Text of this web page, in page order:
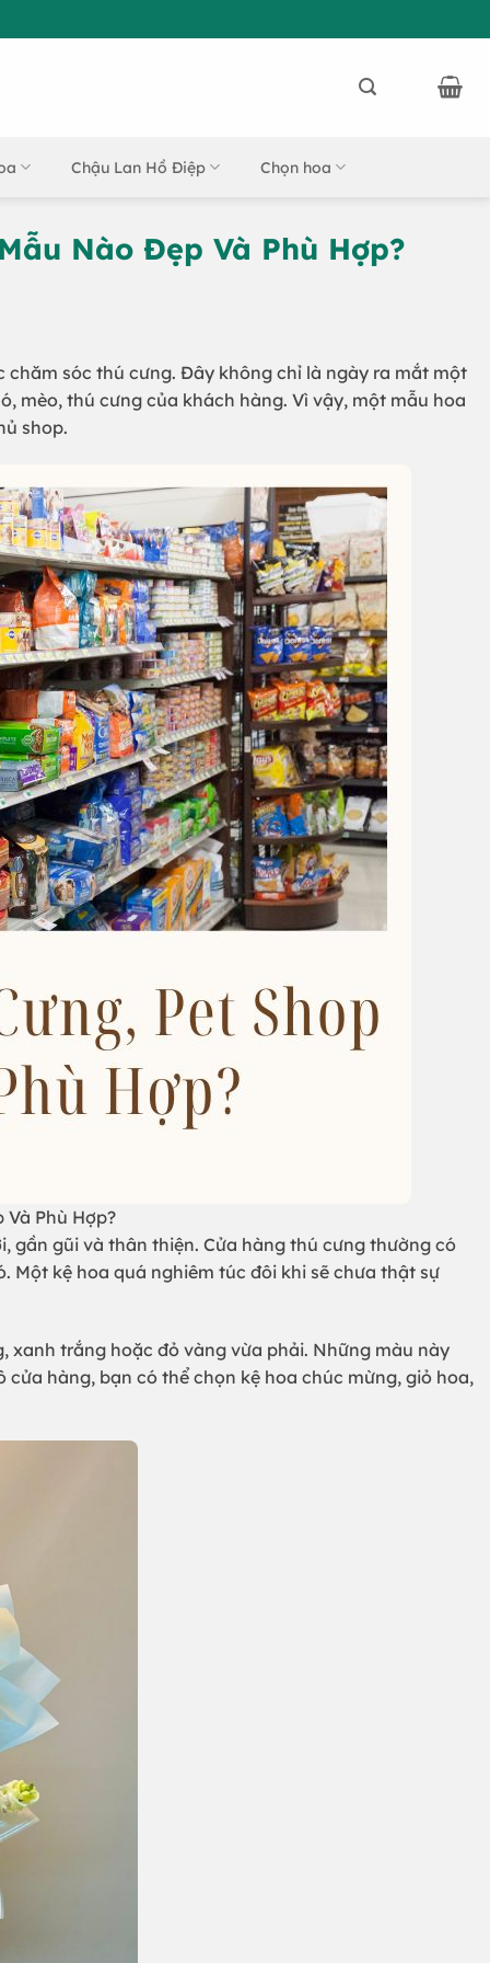
Chậu Lan Hồ Điệp Chọn hoa
Nào Đẹp Và Phù Hợp?
sóc thú cưng. Đây không chỉ là ngày ra mắt một
mèo, thú cưng của khách hàng. Vì vậy, một mẫu hoa
shop.
Phù Hợp?
gần gũi và thân thiện. Cửa hàng thú cưng thường có
Một kệ hoa quá nghiêm túc đôi khi sẽ chưa thật sự
xanh trắng hoặc đỏ vàng vừa phải. Những màu này
hàng, bạn có thể chọn kệ hoa chúc mừng, giỏ hoa,